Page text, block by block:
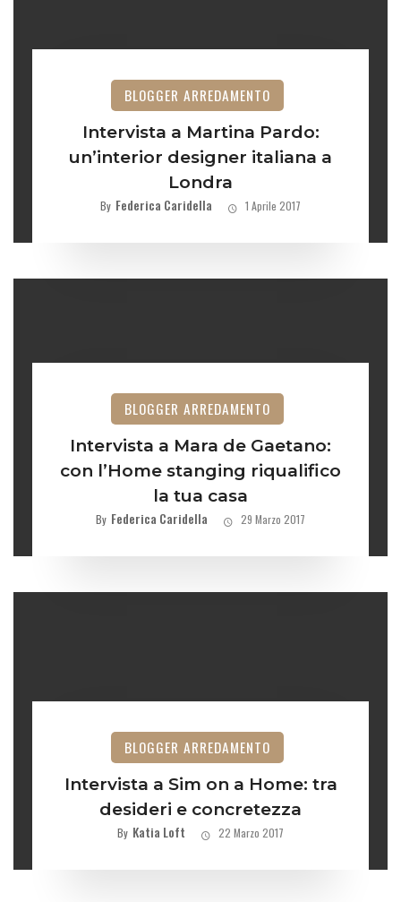
BLOGGER ARREDAMENTO
Intervista a Martina Pardo:
un’interior designer italiana a
Londra
By Federica Caridella 1 Aprile 2017
BLOGGER ARREDAMENTO
Intervista a Mara de Gaetano:
con l’Home stanging riqualifico
la tua casa
By Federica Caridella 29 Marzo 2017
BLOGGER ARREDAMENTO
Intervista a Sim on a Home: tra
desideri e concretezza
By Katia Loft 22 Marzo 2017